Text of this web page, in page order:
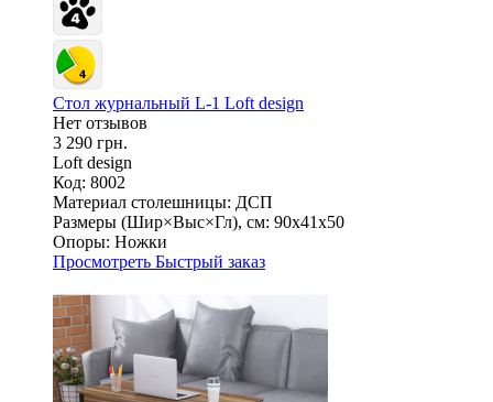
Стол журнальный L-1 Loft design
Нет отзывов
3 290 грн.
Loft design
Код: 8002
Материал столешницы: ДСП
Размеры (Шир×Выс×Гл), см: 90х41х50
Опоры: Ножки
Просмотреть Быстрый заказ